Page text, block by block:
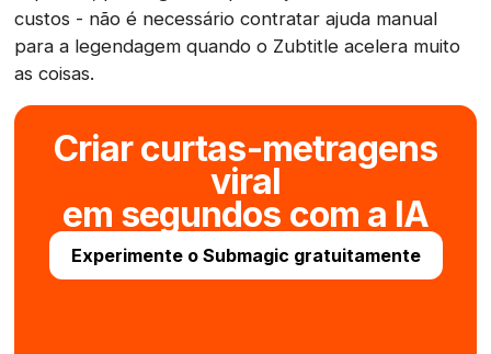
custos - não é necessário contratar ajuda manual
para a legendagem quando o Zubtitle acelera muito
as coisas.
Criar curtas-metragens
viral
em segundos com a IA
Experimente o Submagic gratuitamente